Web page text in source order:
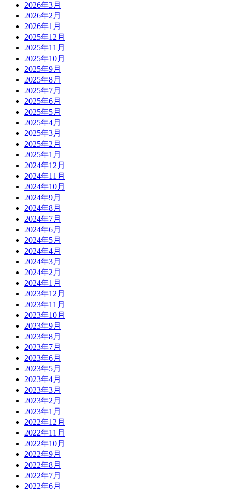
2026年3月
2026年2月
2026年1月
2025年12月
2025年11月
2025年10月
2025年9月
2025年8月
2025年7月
2025年6月
2025年5月
2025年4月
2025年3月
2025年2月
2025年1月
2024年12月
2024年11月
2024年10月
2024年9月
2024年8月
2024年7月
2024年6月
2024年5月
2024年4月
2024年3月
2024年2月
2024年1月
2023年12月
2023年11月
2023年10月
2023年9月
2023年8月
2023年7月
2023年6月
2023年5月
2023年4月
2023年3月
2023年2月
2023年1月
2022年12月
2022年11月
2022年10月
2022年9月
2022年8月
2022年7月
2022年6月